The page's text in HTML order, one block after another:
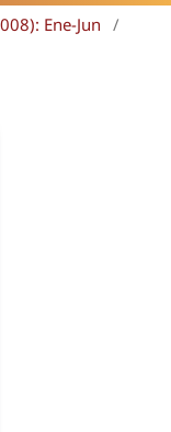
Ene-Jun
/